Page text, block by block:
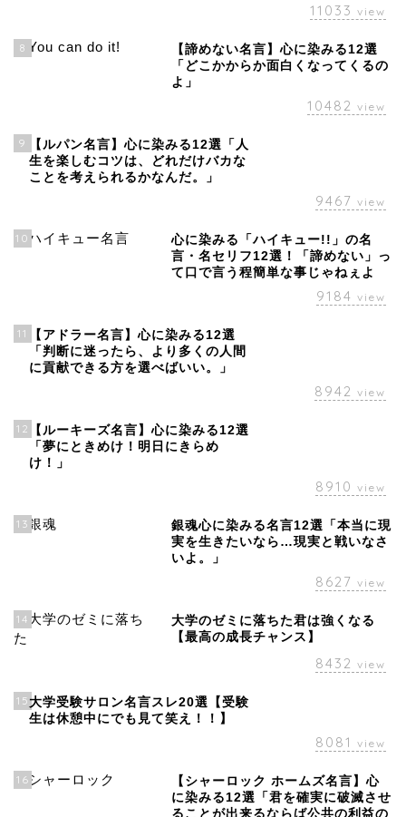
11033 view
8
【諦めない名言】心に染みる12選
「どこかからか面白くなってくるの
よ」
10482 view
9
【ルパン名言】心に染みる12選「人
生を楽しむコツは、どれだけバカな
ことを考えられるかなんだ。」
9467 view
10
心に染みる「ハイキュー!!」の名
言・名セリフ12選！「諦めない」っ
て口で言う程簡単な事じゃねぇよ
9184 view
11
【アドラー名言】心に染みる12選
「判断に迷ったら、より多くの人間
に貢献できる方を選べばいい。」
8942 view
12
【ルーキーズ名言】心に染みる12選
「夢にときめけ！明日にきらめ
け！」
8910 view
13
銀魂心に染みる名言12選「本当に現
実を生きたいなら…現実と戦いなさ
いよ。」
8627 view
14
大学のゼミに落ちた君は強くなる
【最高の成長チャンス】
8432 view
15 大学受験サロン名言スレ20選【受験
生は休憩中にでも見て笑え！！】
8081 view
16
【シャーロック ホームズ名言】心
に染みる12選「君を確実に破滅させ
ることが出来るならば公共の利益の